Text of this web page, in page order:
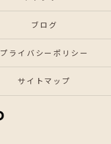
ブログ
プライバシーポリシー
サイトマップ